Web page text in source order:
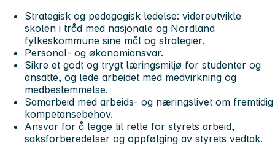
Strategisk og pedagogisk ledelse: videreutvikle
skolen i tråd med nasjonale og Nordland
fylkeskommune sine mål og strategier.
Personal- og økonomiansvar.
Sikre et godt og trygt læringsmiljø for studenter og
ansatte, og lede arbeidet med medvirkning og
medbestemmelse.
Samarbeid med arbeids- og næringslivet om fremtidig
kompetansebehov.
Ansvar for å legge til rette for styrets arbeid,
saksforberedelser og oppfølging av styrets vedtak.